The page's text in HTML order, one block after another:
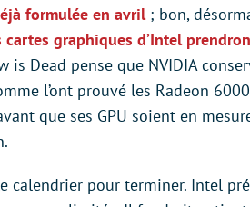
formulée en avril; bon,
cartes graphiques d’Intel
is Dead pense que NVIDIA
l’ont prouvé les Radeon
que ses GPU soient en
calendrier pour terminer. Intel